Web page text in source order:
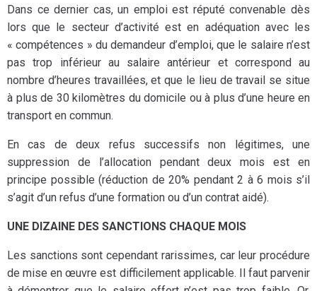
Dans ce dernier cas, un emploi est réputé convenable dès
lors que le secteur d’activité est en adéquation avec les
« compétences » du demandeur d’emploi, que le salaire n’est
pas trop inférieur au salaire antérieur et correspond au
nombre d’heures travaillées, et que le lieu de travail se situe
à plus de 30 kilomètres du domicile ou à plus d’une heure en
transport en commun.
En cas de deux refus successifs non légitimes, une
suppression de l’allocation pendant deux mois est en
principe possible (réduction de 20% pendant 2 à 6 mois s’il
s’agit d’un refus d’une formation ou d’un contrat aidé).
UNE DIZAINE DES SANCTIONS CHAQUE MOIS
Les sanctions sont cependant rarissimes, car leur procédure
de mise en œuvre est difficilement applicable. Il faut parvenir